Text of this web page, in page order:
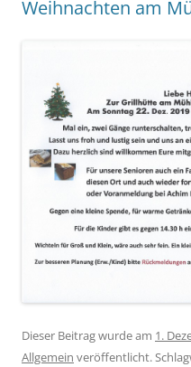
Weihnachten am
Dieser Beitrag wurde am 1.
Allgemein veröffentlicht.